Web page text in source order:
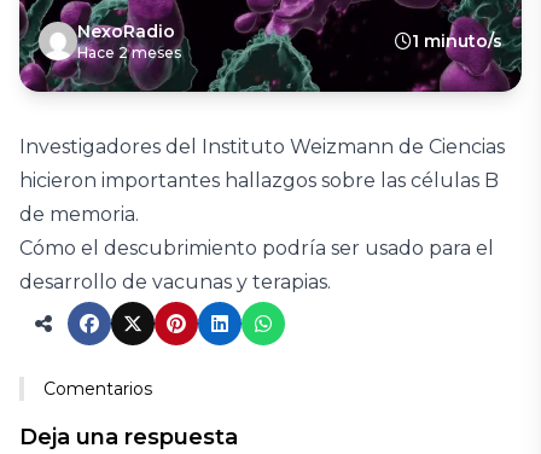
NexoRadio
Hace 2 meses
1 minuto/s
Investigadores del Instituto Weizmann de Ciencias
hicieron importantes hallazgos sobre las células B
de memoria.
Cómo el descubrimiento podría ser usado para el
desarrollo de vacunas y terapias.
Comentarios
Deja una respuesta